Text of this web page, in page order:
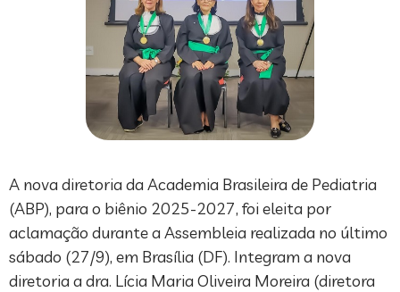
A nova diretoria da Academia Brasileira de Pediatria
(ABP), para o biênio 2025-2027, foi eleita por
aclamação durante a Assembleia realizada no último
sábado (27/9), em Brasília (DF). Integram a nova
diretoria a dra. Lícia Maria Oliveira Moreira (diretora